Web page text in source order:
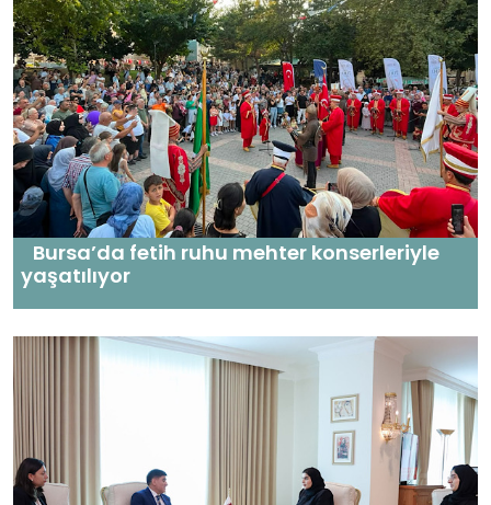
Bursa’da fetih ruhu mehter konserleriyle
yaşatılıyor